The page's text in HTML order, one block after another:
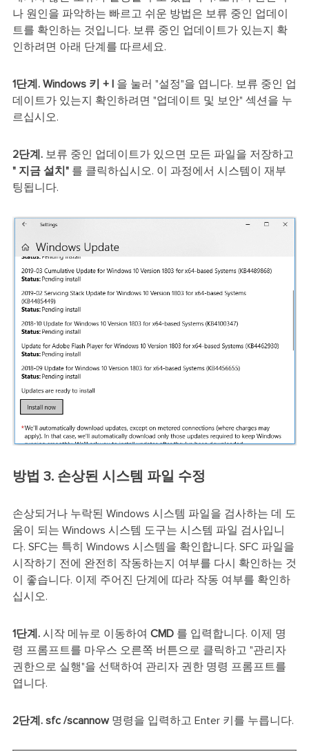
나 원인을 파악하는 빠르고 쉬운 방법은 보류 중인 업데이
트를 확인하는 것입니다. 보류 중인 업데이트가 있는지 확
인하려면 아래 단계를 따르세요.
1단계. Windows 키 + l
을 눌러 "설정"을 엽니다. 보류 중인 업
데이트가 있는지 확인하려면 "업데이트 및 보안" 섹션을 누
르십시오.
2단계.보류 중인 업데이트가 있으면 모든 파일을 저장하고
" 지금 설치"를 클릭하십시오. 이 과정에서 시스템이 재부
팅됩니다.
방법 3. 손상된 시스템 파일 수정
손상되거나 누락된 Windows 시스템 파일을 검사하는 데 도
움이 되는 Windows 시스템 도구는 시스템 파일 검사입니
다. SFC는 특히 Windows 시스템을 확인합니다. SFC 파일을
시작하기 전에 완전히 작동하는지 여부를 다시 확인하는 것
이 좋습니다. 이제 주어진 단계에 따라 작동 여부를 확인하
십시오.
1단계.시작 메뉴로 이동하여 CMD를 입력합니다. 이제 명
령 프롬프트를 마우스 오른쪽 버튼으로 클릭하고 "관리자
권한으로 실행"을 선택하여 관리자 권한 명령 프롬프트를
엽니다.
2단계. sfc /scannow명령을 입력하고 Enter 키를 누릅니다.